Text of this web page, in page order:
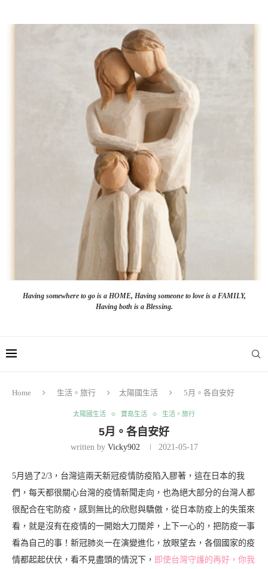
Having somewhere to go is a HOME, Having someone to love is a FAMILY,
Having both is a Blessing.
Home 生活。旅行 太陽國生活 5月。各自安好
太陽國生活 寶島生活 生活。旅行
5月。各自安好
written by Vicky902 2021-05-17
5月過了2/3，台灣這兩天新冠疫情防疫陷入膠著，這在日本的我
們，每天都很關心台灣的疫情新聞走向，也為絕大部分的台灣人都
很配合在宅防疫，感到無比的欣慰與驕傲，從日本防疫上的失策來
看，就是沒有在疫情的一開始大刀闊斧，上下一心的，把防疫一事
看為自己的事！新冠肺炎一在演變進化，放眼望去，各個國家的疫
情都起起伏伏，看不見盡頭的情況下， 即使台灣守護的再好，你我